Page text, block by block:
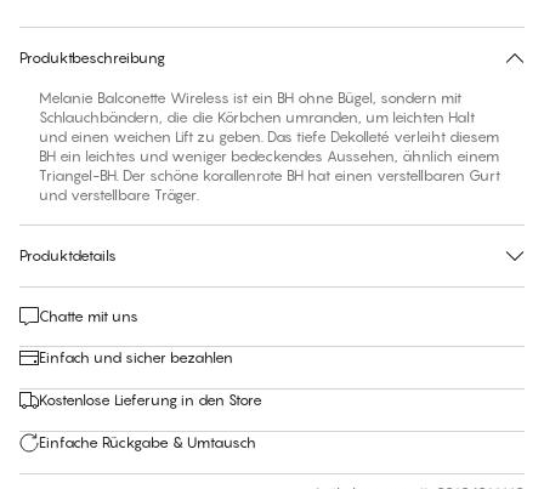
Produktbeschreibung
Melanie Balconette Wireless ist ein BH ohne Bügel, sondern mit
Schlauchbändern, die die Körbchen umranden, um leichten Halt
und einen weichen Lift zu geben. Das tiefe Dekolleté verleiht diesem
BH ein leichtes und weniger bedeckendes Aussehen, ähnlich einem
Triangel-BH. Der schöne korallenrote BH hat einen verstellbaren Gurt
und verstellbare Träger.
Produktdetails
Chatte mit uns
Einfach und sicher bezahlen
Kostenlose Lieferung in den Store
Einfache Rückgabe & Umtausch